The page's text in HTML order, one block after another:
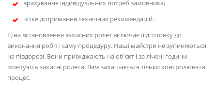
врахування індивідуальних потреб замовника;
чітке дотримання технічних рекомендацій.
Ціна встановлення захисних ролет включає підготовку до
виконання робіт і саму процедуру. Наші майстри не зупиняються
на півдорозі. Вони приїжджають на об'єкт і за лічені години
монтують захисні ролети. Вам залишається тільки контролювати
процес.